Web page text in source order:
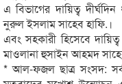
এ বিভাগের দায়িত্ব
নুরুল ইসলাম সাহেব হাফি.।
এবং সহকারী হিসেবে
মাওলানা হুসাইন আহমদ
* আল-ফজল ছাত্র সংসদ: